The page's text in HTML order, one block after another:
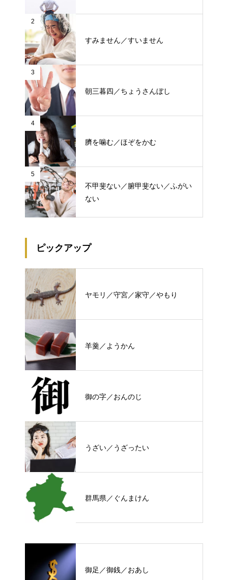
2
すみません／すいません
3
朝三暮四／ちょうさんぼし
4
臍を噛む／ほぞをかむ
5
不甲斐ない／腑甲斐ない／ふがい
ない
ピックアップ
ヤモリ／守宮／家守／やもり
羊羹／ようかん
御の字／おんのじ
うざい／うざったい
群馬県／ぐんまけん
御足／御銭／おあし